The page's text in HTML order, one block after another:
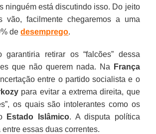
ninguém está discutindo isso. Do jeito
vão, facilmente chegaremos a uma
dedesemprego.
garantiria retirar os “falcões” dessa
que não querem nada. Na
França
entre o partido socialista e o
para evitar a extrema direita, que
os quais são intolerantes como os
Estado Islâmico. A disputa política
essas duas correntes.